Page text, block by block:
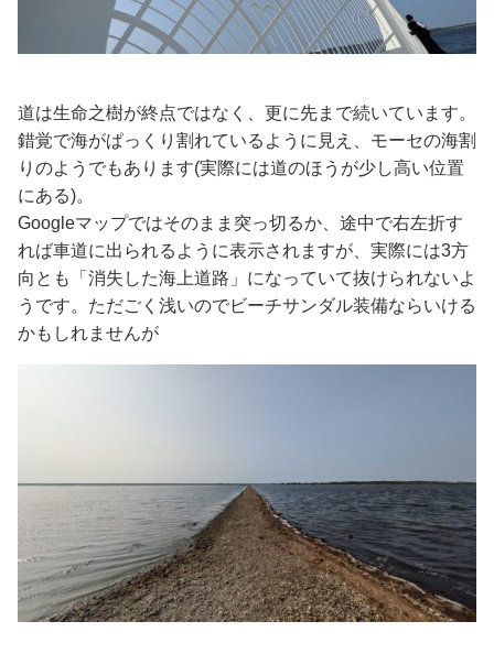
道は生命之樹が終点ではなく、更に先まで続いています。
錯覚で海がぱっくり割れているように見え、モーセの海割
りのようでもあります(実際には道のほうが少し高い位置
にある)。
Googleマップではそのまま突っ切るか、途中で右左折す
れば車道に出られるように表示されますが、実際には3方
向とも「消失した海上道路」になっていて抜けられないよ
うです。ただごく浅いのでビーチサンダル装備ならいける
かもしれませんが